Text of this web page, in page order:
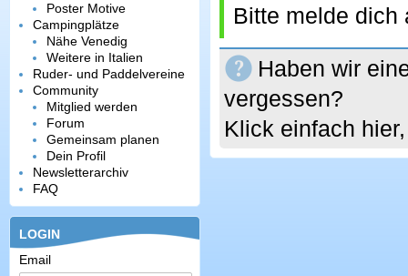
Poster Motive
Campingplätze
Nähe Venedig
Weitere in Italien
Ruder- und Paddelvereine
Community
Mitglied werden
Forum
Gemeinsam planen
Dein Profil
Newsletterarchiv
FAQ
LOGIN
Email
Bitte melde dich
Haben wir
vergessen?
Klick einfach